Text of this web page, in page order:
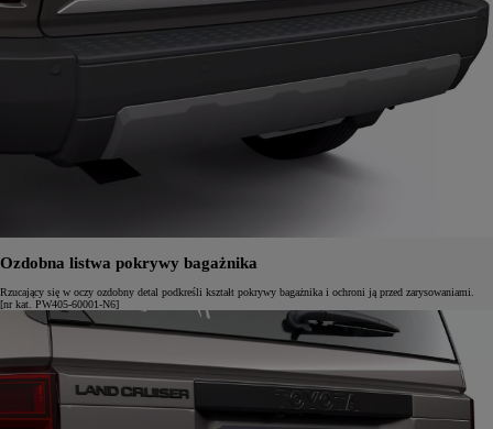
Ozdobna listwa pokrywy bagażnika
Rzucający się w oczy ozdobny detal podkreśli kształt pokrywy bagażnika i ochroni ją przed zarysowaniami.
[nr kat. PW405-60001-N6]